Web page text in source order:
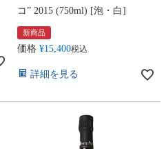
コ” 2015 (750ml) [泡・白]
新商品
価格 ¥15,400税込
詳細を見る